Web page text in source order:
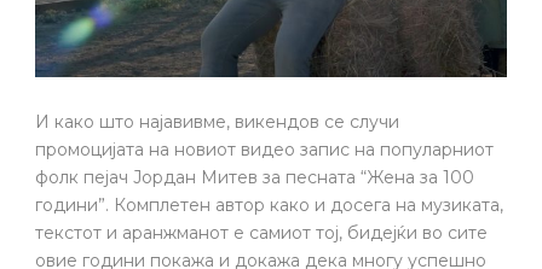
И како што најавивме, викендов се случи
промоцијата на новиот видео запис на популарниот
фолк пејач Јордан Митев за песната “Жена за 100
години”. Комплетен автор како и досега на музиката,
текстот и аранжманот е самиот тој, бидејќи во сите
овие години покажа и докажа дека многу успешно